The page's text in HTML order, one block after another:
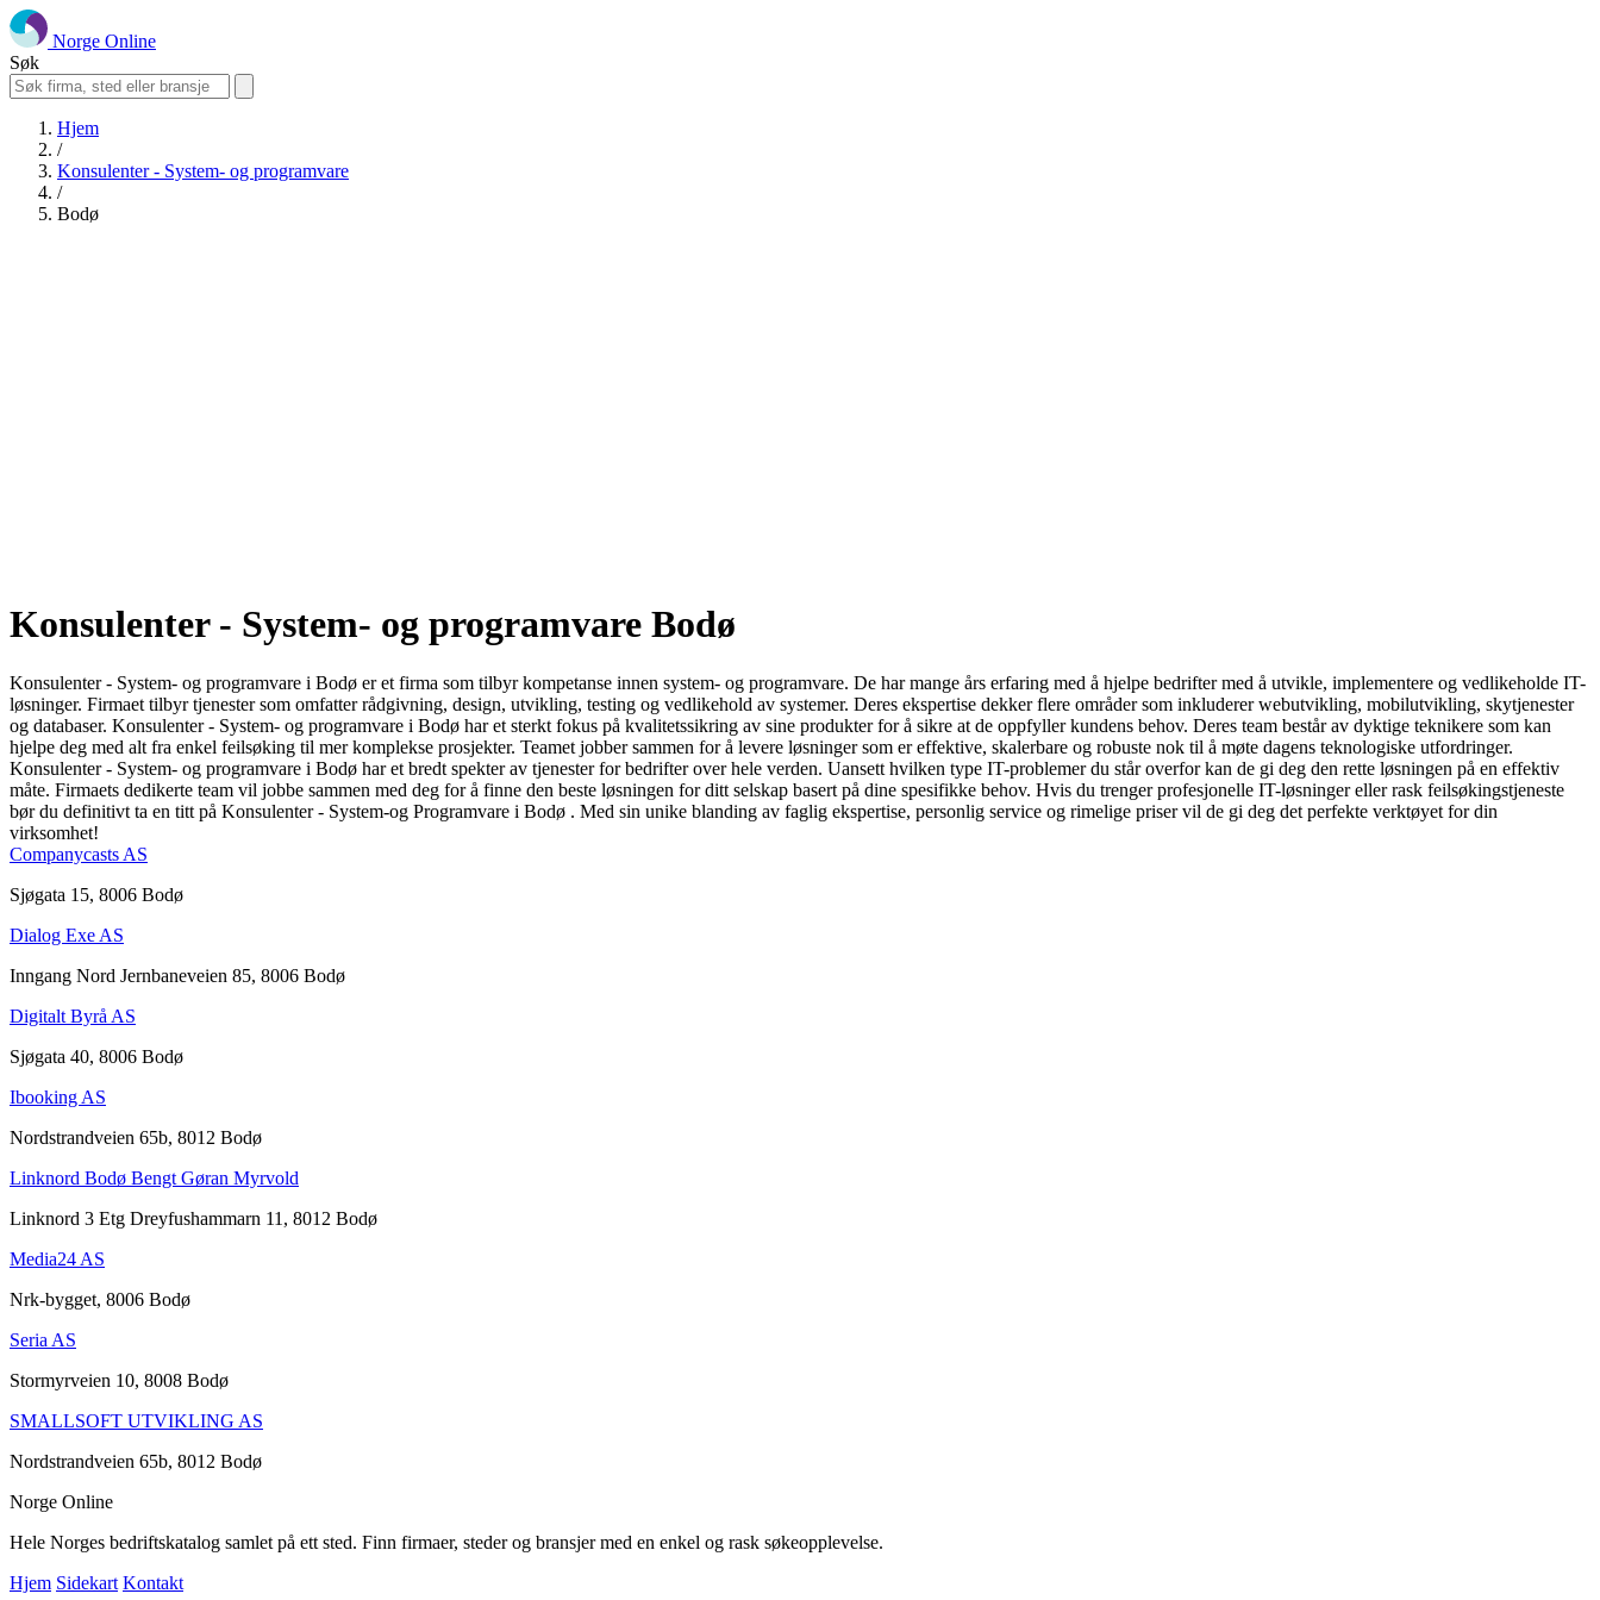
Norge Online
Søk
Hjem
/
Konsulenter - System- og programvare
/
Bodø
Konsulenter - System- og programvare Bodø
Konsulenter - System- og programvare i Bodø er et firma som tilbyr kompetanse innen system- og programvare. De har mange års erfaring med å hjelpe bedrifter med å utvikle, implementere og vedlikeholde IT-
løsninger. Firmaet tilbyr tjenester som omfatter rådgivning, design, utvikling, testing og vedlikehold av systemer. Deres ekspertise dekker flere områder som inkluderer webutvikling, mobilutvikling, skytjenester
og databaser. Konsulenter - System- og programvare i Bodø har et sterkt fokus på kvalitetssikring av sine produkter for å sikre at de oppfyller kundens behov. Deres team består av dyktige teknikere som kan
hjelpe deg med alt fra enkel feilsøking til mer komplekse prosjekter. Teamet jobber sammen for å levere løsninger som er effektive, skalerbare og robuste nok til å møte dagens teknologiske utfordringer.
Konsulenter - System- og programvare i Bodø har et bredt spekter av tjenester for bedrifter over hele verden. Uansett hvilken type IT-problemer du står overfor kan de gi deg den rette løsningen på en effektiv
måte. Firmaets dedikerte team vil jobbe sammen med deg for å finne den beste løsningen for ditt selskap basert på dine spesifikke behov. Hvis du trenger profesjonelle IT-løsninger eller rask feilsøkingstjeneste
bør du definitivt ta en titt på Konsulenter - System-og Programvare i Bodø . Med sin unike blanding av faglig ekspertise, personlig service og rimelige priser vil de gi deg det perfekte verktøyet for din
virksomhet!
Companycasts AS
Sjøgata 15, 8006 Bodø
Dialog Exe AS
Inngang Nord Jernbaneveien 85, 8006 Bodø
Digitalt Byrå AS
Sjøgata 40, 8006 Bodø
Ibooking AS
Nordstrandveien 65b, 8012 Bodø
Linknord Bodø Bengt Gøran Myrvold
Linknord 3 Etg Dreyfushammarn 11, 8012 Bodø
Media24 AS
Nrk-bygget, 8006 Bodø
Seria AS
Stormyrveien 10, 8008 Bodø
SMALLSOFT UTVIKLING AS
Nordstrandveien 65b, 8012 Bodø
Norge Online
Hele Norges bedriftskatalog samlet på ett sted. Finn firmaer, steder og bransjer med en enkel og rask søkeopplevelse.
Hjem Sidekart Kontakt